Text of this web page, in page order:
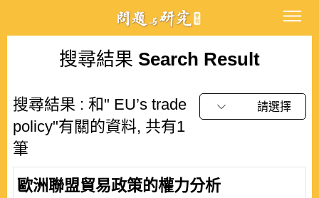
搜尋結果 Search Result
搜尋結果 : 和" EU’s trade
policy"有關的資料, 共有1
筆
請選擇
歐洲聯盟貿易政策的權力分析